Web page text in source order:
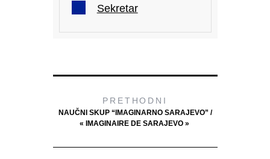
Sekretar
PRETHODNI
NAUČNI SKUP “IMAGINARNO SARAJEVO” /
« IMAGINAIRE DE SARAJEVO »